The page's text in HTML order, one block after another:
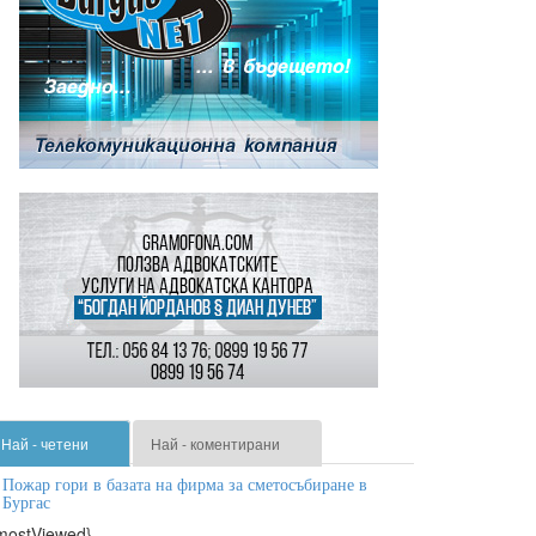
Най - четени Най - коментирани
Пожар гори в базата на фирма за сметосъбиране в
Бургас